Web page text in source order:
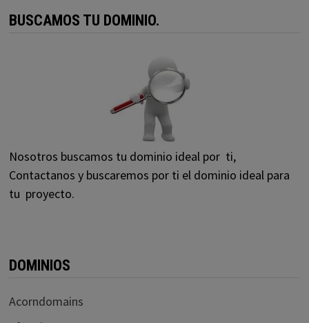
BUSCAMOS TU DOMINIO.
Nosotros buscamos tu dominio ideal por ti,
Contactanos y buscaremos por ti el dominio ideal para
tu proyecto.
DOMINIOS
Acorndomains